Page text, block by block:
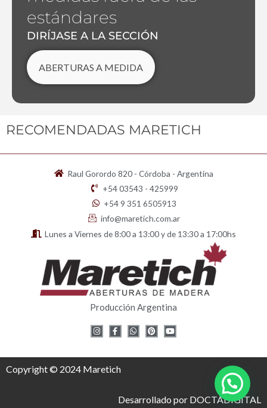
estándares
DIRÍJASE A LA SECCIÓN
ABERTURAS A MEDIDA
RECOMENDADAS MARETICH
Raul Gorordo 820 - Córdoba - Argentina
+54 03543 - 425999
+54 9 351 6505913
info@maretich.com.ar
Lunes a Viernes de 8:00 a 13:00 y de 13:30 a 17:00hs
Producción Argentina
I
n
a
g
r
F
a
b
o
o
W
h
s
P
i
e
Y
o
u
Copyright © 2024 Maretich
Desarrollado por DOCTADIGITAL